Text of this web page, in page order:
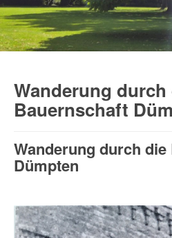
unser Angebot
Downloads
Wanderung durch
Bauernschaft
Wanderung durch
Dümpten